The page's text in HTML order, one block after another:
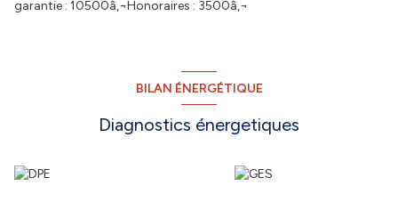
garantie : 10500â‚¬Honoraires : 3500â‚¬
BILAN ÉNERGÉTIQUE
Diagnostics énergetiques